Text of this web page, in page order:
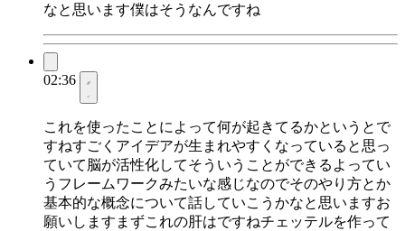
なと思います僕はそうなんですね
02:36
これを使ったことによって何が起きてるかというとで
すねすごくアイデアが生まれやすくなっていると思っ
ていて脳が活性化してそういうことができるよってい
うフレームワークみたいな感じなのでそのやり方とか
基本的な概念について話していこうかなと思いますお
願いしますまずこれの肝はですねチェッテルを作って